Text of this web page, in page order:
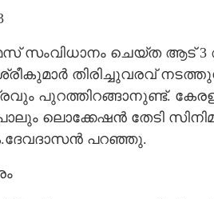
സംവിധാനം ചെയ്ത ആട് 3
തിരിച്ചുവരവ്
പുറത്തിറങ്ങാനുണ്ട്. കേരള
ലൊക്കേഷൻ തേടി
പറഞ്ഞു.